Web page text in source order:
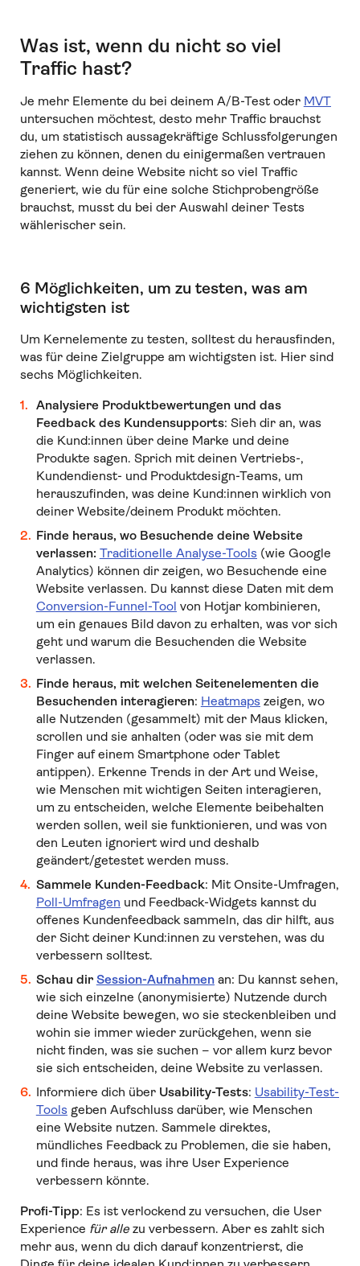
Was ist, wenn du nicht so viel
Traffic hast?
Je mehr Elemente du bei deinem A/B-Test oder MVT
untersuchen möchtest, desto mehr Traffic brauchst
du, um statistisch aussagekräftige Schlussfolgerungen
ziehen zu können, denen du einigermaßen vertrauen
kannst. Wenn deine Website nicht so viel Traffic
generiert, wie du für eine solche Stichprobengröße
brauchst, musst du bei der Auswahl deiner Tests
wählerischer sein.
6 Möglichkeiten, um zu testen, was am
wichtigsten ist
Um Kernelemente zu testen, solltest du herausfinden,
was für deine Zielgruppe am wichtigsten ist. Hier sind
sechs Möglichkeiten.
Analysiere Produktbewertungen und das
Feedback des Kundensupports: Sieh dir an, was
die Kund:innen über deine Marke und deine
Produkte sagen. Sprich mit deinen Vertriebs-,
Kundendienst- und Produktdesign-Teams, um
herauszufinden, was deine Kund:innen wirklich von
deiner Website/deinem Produkt möchten.
Finde heraus, wo Besuchende deine Website
verlassen: Traditionelle Analyse-Tools (wie Google
Analytics) können dir zeigen, wo Besuchende eine
Website verlassen. Du kannst diese Daten mit dem
Conversion-Funnel-Tool von Hotjar kombinieren,
um ein genaues Bild davon zu erhalten, was vor sich
geht und warum die Besuchenden die Website
verlassen.
Finde heraus, mit welchen Seitenelementen die
Besuchenden interagieren: Heatmaps zeigen, wo
alle Nutzenden (gesammelt) mit der Maus klicken,
scrollen und sie anhalten (oder was sie mit dem
Finger auf einem Smartphone oder Tablet
antippen). Erkenne Trends in der Art und Weise,
wie Menschen mit wichtigen Seiten interagieren,
um zu entscheiden, welche Elemente beibehalten
werden sollen, weil sie funktionieren, und was von
den Leuten ignoriert wird und deshalb
geändert/getestet werden muss.
Sammele Kunden-Feedback: Mit Onsite-Umfragen,
Poll-Umfragen und Feedback-Widgets kannst du
offenes Kundenfeedback sammeln, das dir hilft, aus
der Sicht deiner Kund:innen zu verstehen, was du
verbessern solltest.
Schau dir Session-Aufnahmenan: Du kannst sehen,
wie sich einzelne (anonymisierte) Nutzende durch
deine Website bewegen, wo sie steckenbleiben und
wohin sie immer wieder zurückgehen, wenn sie
nicht finden, was sie suchen – vor allem kurz bevor
sie sich entscheiden, deine Website zu verlassen.
Informiere dich über Usability-Tests: Usability-Test-
Tools geben Aufschluss darüber, wie Menschen
eine Website nutzen. Sammele direktes,
mündliches Feedback zu Problemen, die sie haben,
und finde heraus, was ihre User Experience
verbessern könnte.
Profi-Tipp: Es ist verlockend zu versuchen, die User
Experience für allezu verbessern. Aber es zahlt sich
mehr aus, wenn du dich darauf konzentrierst, die